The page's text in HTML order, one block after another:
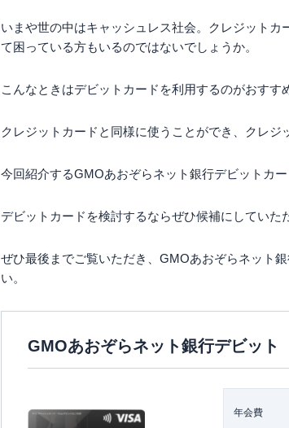
いまや世の中はキャッシュレス社会。クレジット
て困っている方もいるのではないでしょうか。
こんなときはデビットカードを利用するのがおすす
クレジットカードと同様に使うことができ、クレジ
今回紹介するGMOあおぞらネット銀行デビットカー
デビットカードを検討するならぜひ候補にしていた
ぜひ最後までご覧いただき、GMOあおぞらネット
い。
GMOあおぞらネット銀行デビット
年会費